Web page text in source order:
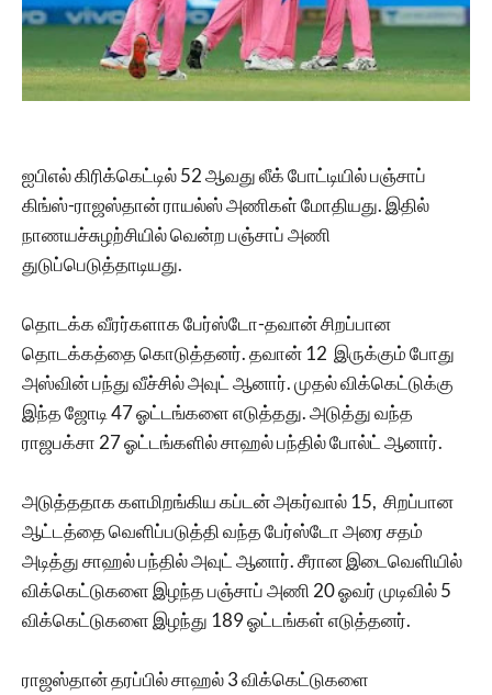
ஐபிஎல் கிரிக்கெட்டில் 52 ஆவது லீக் போட்டியில் பஞ்சாப்
கிங்ஸ்-ராஜஸ்தான் ராயல்ஸ் அணிகள் மோதியது. இதில்
நாணயச்சுழற்சியில் வென்ற பஞ்சாப் அணி
துடுப்பெடுத்தாடியது.
தொடக்க வீரர்களாக பேர்ஸ்டோ-தவான் சிறப்பான
தொடக்கத்தை கொடுத்தனர். தவான் 12 இருக்கும் போது
அஸ்வின் பந்து வீச்சில் அவுட் ஆனார். முதல் விக்கெட்டுக்கு
இந்த ஜோடி 47 ஓட்டங்களை எடுத்தது. அடுத்து வந்த
ராஜபக்சா 27 ஓட்டங்களில் சாஹல் பந்தில் போல்ட் ஆனார்.
அடுத்ததாக களமிறங்கிய கப்டன் அகர்வால் 15, சிறப்பான
ஆட்டத்தை வெளிப்படுத்தி வந்த பேர்ஸ்டோ அரை சதம்
அடித்து சாஹல் பந்தில் அவுட் ஆனார். சீரான இடைவெளியில்
விக்கெட்டுகளை இழந்த பஞ்சாப் அணி 20 ஓவர் முடிவில் 5
விக்கெட்டுகளை இழந்து 189 ஓட்டங்கள் எடுத்தனர்.
ராஜஸ்தான் தரப்பில் சாஹல் 3 விக்கெட்டுகளை